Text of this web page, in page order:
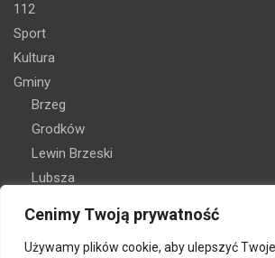
Cenimy Twoją prywatność
Używamy plików cookie, aby ulepszyć
112
Sport
Kultura
Gminy
Brzeg
Grodków
Lewin Brzeski
Lubsza
Skarbimierz
Oferta reklamy